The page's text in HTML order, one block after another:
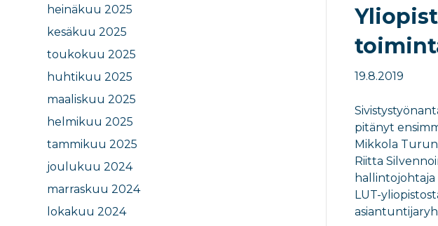
heinäkuu 2025
kesäkuu 2025
toukokuu 2025
huhtikuu 2025
maaliskuu 2025
helmikuu 2025
tammikuu 2025
joulukuu 2024
marraskuu 2024
lokakuu 2024
19.8.2019
pitänyt
Mikkola
Riitta
LUT-